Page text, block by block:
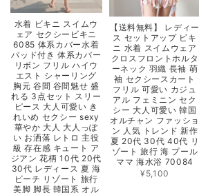
水着 ビキニ スイムウ
ェア セクシービキニ
6085 体系カバー水着
パッド付き 体系カバー
リボン フリル ハイウ
エスト シャーリング
胸元 谷間 谷間魅せ 盛
れる 3点セット スリー
ピース 大人可愛い き
れいめ セクシー sexy
華やか 大人 大人っぽ
い お洒落 レトロ 主役
級 存在感 キュート ア
ジアン 花柄 10代 20代
30代 レディース 夏 海
ビーチ リゾート 旅行
美脚 脚長 韓国系 オル
【送料無料】 レディー
ス セットアップ ビキ
ニ 水着 スイムウェア
クロスフロントホルタ
ーネック 羽織 長袖 萌
袖 セクシースカート
フリル 可愛い カジュ
アル フェミニン セク
シー 大人可愛い 韓国
オルチャン ファッショ
ン 人気 トレンド 新作
夏 20代 30代 40代 リ
ゾート 旅行 海 プール
ママ 海水浴 70084
¥5,100